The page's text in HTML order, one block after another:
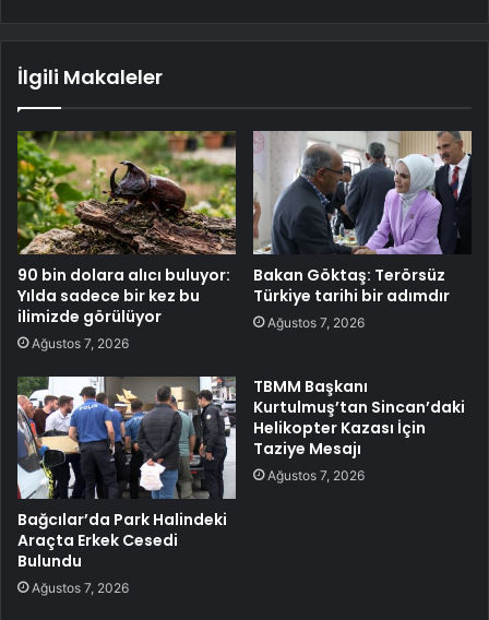
İlgili Makaleler
90 bin dolara alıcı buluyor:
Yılda sadece bir kez bu
ilimizde görülüyor
Ağustos 7, 2026
Bakan Göktaş: Terörsüz
Türkiye tarihi bir adımdır
Ağustos 7, 2026
Bağcılar’da Park Halindeki
Araçta Erkek Cesedi
Bulundu
Ağustos 7, 2026
TBMM Başkanı
Kurtulmuş’tan Sincan’daki
Helikopter Kazası İçin
Taziye Mesajı
Ağustos 7, 2026